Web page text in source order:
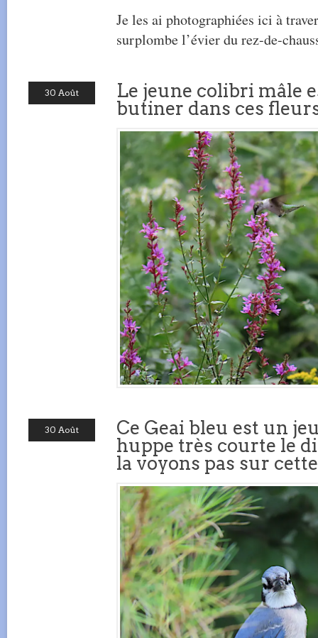
Je les ai photographiées ici à
surplombe l’évier du rez-de-
30 Août
Le jeune colibri mâle
butiner dans ces
30 Août
Ce Geai bleu est un
huppe très courte le
la voyons pas sur